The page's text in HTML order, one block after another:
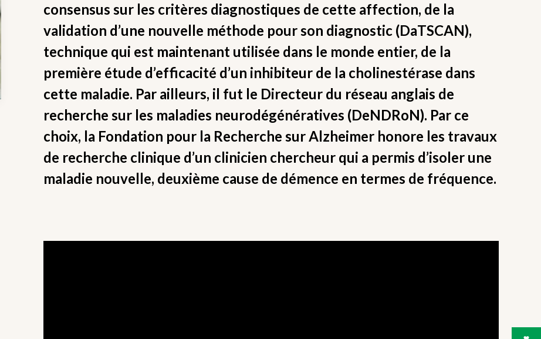
consensus sur les critères diagnostiques de cette affection, de la
validation d’une nouvelle méthode pour son diagnostic (DaTSCAN),
technique qui est maintenant utilisée dans le monde entier, de la
première étude d’efficacité d’un inhibiteur de la cholinestérase dans
cette maladie. Par ailleurs, il fut le Directeur du réseau anglais de
recherche sur les maladies neurodégénératives (DeNDRoN). Par ce
choix, la Fondation pour la Recherche sur Alzheimer honore les travaux
de recherche clinique d’un clinicien chercheur qui a permis d’isoler une
maladie nouvelle, deuxième cause de démence en termes de fréquence.